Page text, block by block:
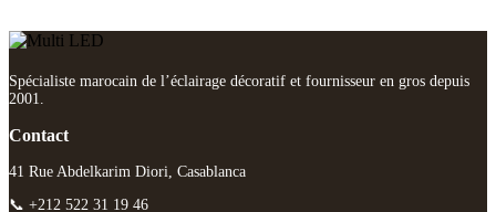
Spécialiste marocain de l’éclairage décoratif et fournisseur en gros depuis
2001.
Contact
41 Rue Abdelkarim Diori, Casablanca
📞 +212 522 31 19 46